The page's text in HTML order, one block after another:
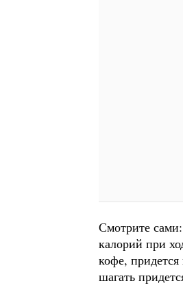
Смотрите
калорий при
кофе,
шагать